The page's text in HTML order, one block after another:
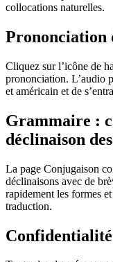
collocations naturelles.
Prononciation
Cliquez sur l’icône de
prononciation. L’audio
et américain et de
Grammaire :
déclinaison
La page Conjugaison
déclinaisons avec de
rapidement les formes
traduction.
Confidentialité